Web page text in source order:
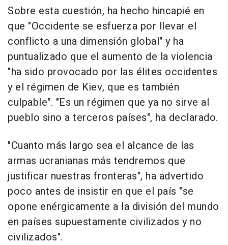
Sobre esta cuestión, ha hecho hincapié en
que "Occidente se esfuerza por llevar el
conflicto a una dimensión global" y ha
puntualizado que el aumento de la violencia
"ha sido provocado por las élites occidentes
y el régimen de Kiev, que es también
culpable". "Es un régimen que ya no sirve al
pueblo sino a terceros países", ha declarado.
"Cuanto más largo sea el alcance de las
armas ucranianas más tendremos que
justificar nuestras fronteras", ha advertido
poco antes de insistir en que el país "se
opone enérgicamente a la división del mundo
en países supuestamente civilizados y no
civilizados".